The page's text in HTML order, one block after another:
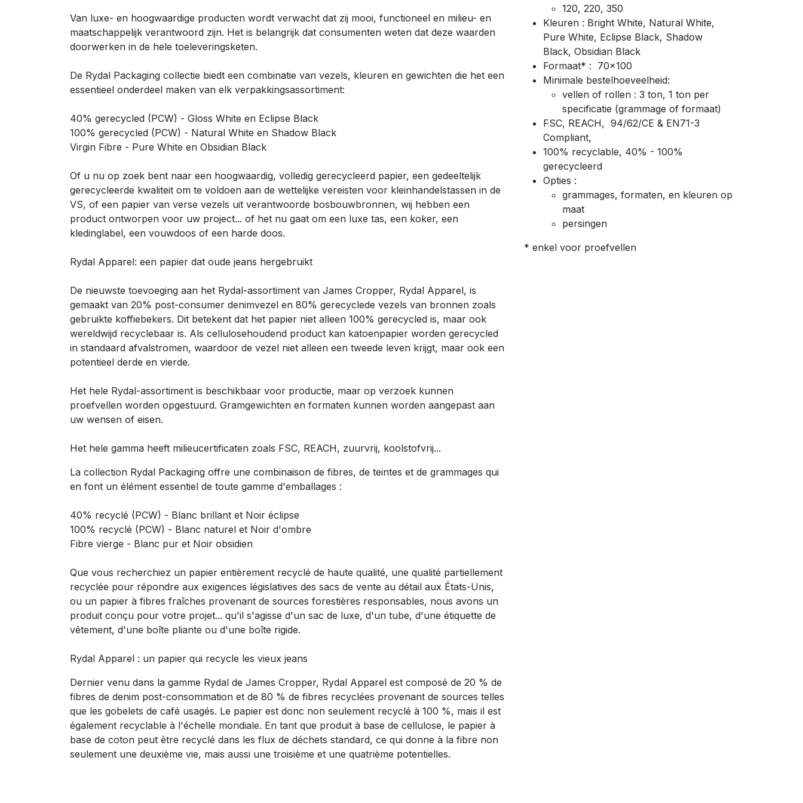
Van luxe- en hoogwaardige producten wordt verwacht dat zij mooi, functioneel en milieu- en
maatschappelijk verantwoord zijn. Het is belangrijk dat consumenten weten dat deze waarden
doorwerken in de hele toeleveringsketen.
De Rydal Packaging collectie biedt een combinatie van vezels, kleuren en gewichten die het een
essentieel onderdeel maken van elk verpakkingsassortiment:
40% gerecycled (PCW) - Gloss White en Eclipse Black
100% gerecycled (PCW) - Natural White en Shadow Black
Virgin Fibre - Pure White en Obsidian Black
Of u nu op zoek bent naar een hoogwaardig, volledig gerecycleerd papier, een gedeeltelijk
gerecycleerde kwaliteit om te voldoen aan de wettelijke vereisten voor kleinhandelstassen in de
VS, of een papier van verse vezels uit verantwoorde bosbouwbronnen, wij hebben een
product ontworpen voor uw project... of het nu gaat om een luxe tas, een koker, een
kledinglabel, een vouwdoos of een harde doos.
Rydal Apparel: een papier dat oude jeans hergebruikt
De nieuwste toevoeging aan het Rydal-assortiment van James Cropper, Rydal Apparel, is
gemaakt van 20% post-consumer denimvezel en 80% gerecyclede vezels van bronnen zoals
gebruikte koffiebekers. Dit betekent dat het papier niet alleen 100% gerecycled is, maar ook
wereldwijd recyclebaar is. Als cellulosehoudend product kan katoenpapier worden gerecycled
in standaard afvalstromen, waardoor de vezel niet alleen een tweede leven krijgt, maar ook een
potentieel derde en vierde.
Het hele Rydal-assortiment is beschikbaar voor productie, maar op verzoek kunnen
proefvellen worden opgestuurd. Gramgewichten en formaten kunnen worden aangepast aan
uw wensen of eisen.
Het hele gamma heeft milieucertificaten zoals FSC, REACH, zuurvrij, koolstofvrij...
La collection Rydal Packaging offre une combinaison de fibres, de teintes et de grammages qui
en font un élément essentiel de toute gamme d'emballages :
40% recyclé (PCW) - Blanc brillant et Noir éclipse
100% recyclé (PCW) - Blanc naturel et Noir d'ombre
Fibre vierge - Blanc pur et Noir obsidien
Que vous recherchiez un papier entièrement recyclé de haute qualité, une qualité partiellement
recyclée pour répondre aux exigences législatives des sacs de vente au détail aux États-Unis,
ou un papier à fibres fraîches provenant de sources forestières responsables, nous avons un
produit conçu pour votre projet... qu'il s'agisse d'un sac de luxe, d'un tube, d'une étiquette de
vêtement, d'une boîte pliante ou d'une boîte rigide.
Rydal Apparel : un papier qui recycle les vieux jeans
Dernier venu dans la gamme Rydal de James Cropper, Rydal Apparel est composé de 20 % de
fibres de denim post-consommation et de 80 % de fibres recyclées provenant de sources telles
que les gobelets de café usagés. Le papier est donc non seulement recyclé à 100 %, mais il est
également recyclable à l'échelle mondiale. En tant que produit à base de cellulose, le papier à
base de coton peut être recyclé dans les flux de déchets standard, ce qui donne à la fibre non
seulement une deuxième vie, mais aussi une troisième et une quatrième potentielles.
120, 220, 350
Kleuren : Bright White, Natural White,
Pure White, Eclipse Black, Shadow
Black, Obsidian Black
Formaat* : 70x100
Minimale bestelhoeveelheid:
vellen of rollen : 3 ton, 1 ton per
specificatie (grammage of formaat)
FSC, REACH, 94/62/CE & EN71-3
Compliant,
100% recyclable, 40% - 100%
gerecycleerd
Opties :
grammages, formaten, en kleuren op
maat
persingen
* enkel voor proefvellen